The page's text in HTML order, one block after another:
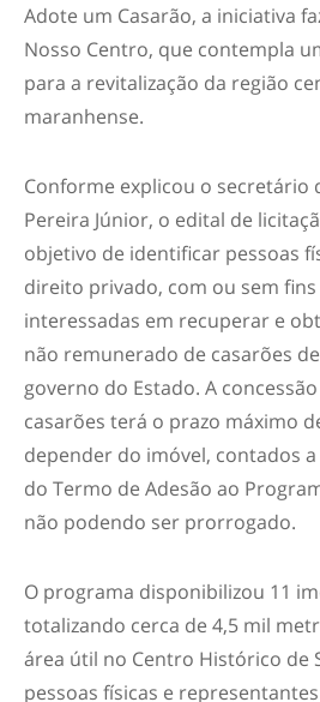
Adote um Casarão, a iniciativa
Nosso Centro, que contempla
para a revitalização da região
maranhense.
Conforme explicou o secretário
Pereira Júnior, o edital de
objetivo de identificar pessoas
direito privado, com ou sem
interessadas em recuperar e
não remunerado de casarões
governo do Estado. A
casarões terá o prazo máximo
depender do imóvel, contados
do Termo de Adesão ao
não podendo ser prorrogado.
O programa disponibilizou 11
totalizando cerca de 4,5 mil
área útil no Centro Histórico de
pessoas físicas e